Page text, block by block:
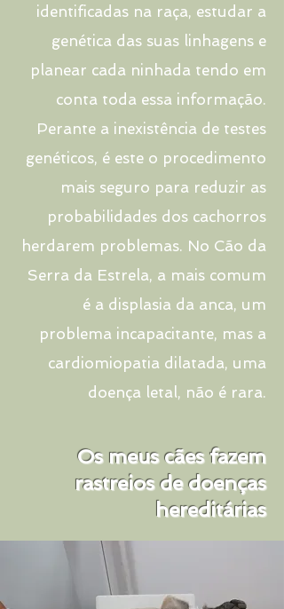
identificadas na raça, estudar a
genética das suas linhagens e
planear cada ninhada tendo em
conta toda essa informação.
Perante a inexistência de testes
genéticos, é este o procedimento
mais seguro para reduzir as
probabilidades dos cachorros
herdarem problemas. No Cão da
Serra da Estrela, a mais comum
é a displasia da anca, um
problema incapacitante, mas a
cardiomiopatia dilatada, uma
doença letal, não é rara.
Os meus cães fazem
rastreios de doenças
hereditárias